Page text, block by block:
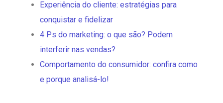
Experiência do cliente: estratégias para
conquistar e fidelizar
4 Ps do marketing: o que são? Podem
interferir nas vendas?
Comportamento do consumidor: confira como
e porque analisá-lo!